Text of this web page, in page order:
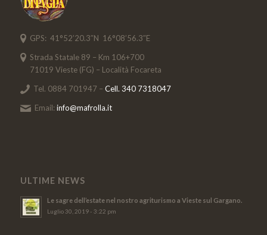
GPS: 41°52’20.3″N 16°08’56.3″E
Strada Statale 89 – Km 106+700
71019 Vieste (FG) – Località Focareta
Tel. 0884 701947 –Cell. 340 7318047
Email:info@mafrolla.it
ULTIME NEWS
Le sagre dell’estate nel nostro agriturismo a Vieste sul Gargano.
Luglio 30, 2019 - 3:22 pm